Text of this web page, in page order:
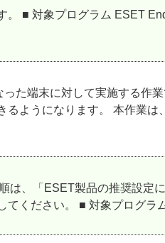
。 ■ 対象プログラム ESET
た端末に対して実施する作
ようになります。 本作業は
、「ESET製品の推奨設定
ください。 ■ 対象プログラ